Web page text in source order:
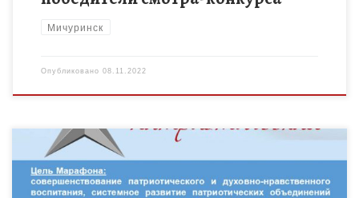
Мичуринск
Опубликовано 08.11.2022